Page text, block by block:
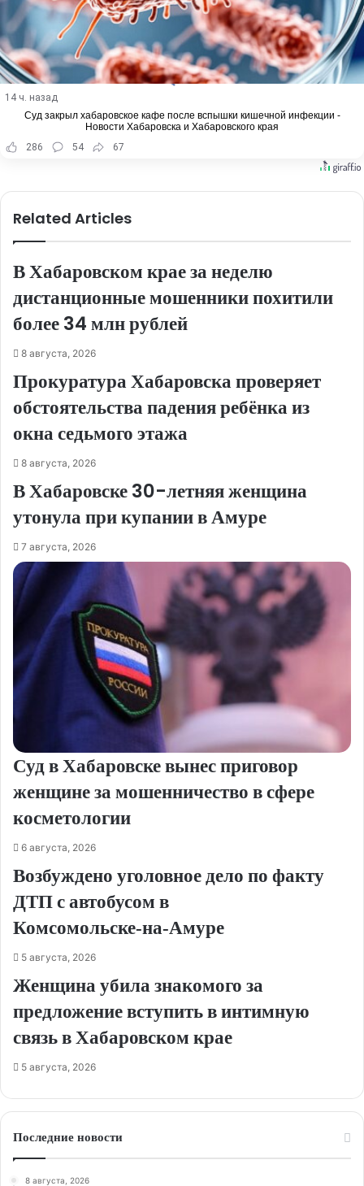
14 ч. назад
Суд закрыл хабаровское кафе после вспышки кишечной инфекции -
Новости Хабаровска и Хабаровского края
286
54 67
Related Articles
В Хабаровском крае за неделю
дистанционные мошенники похитили
более 34 млн рублей
8 августа, 2026
Прокуратура Хабаровска проверяет
обстоятельства падения ребёнка из
окна седьмого этажа
8 августа, 2026
В Хабаровске 30-летняя женщина
утонула при купании в Амуре
7 августа, 2026
Суд в Хабаровске вынес приговор
женщине за мошенничество в сфере
косметологии
6 августа, 2026
Возбуждено уголовное дело по факту
ДТП с автобусом в
Комсомольске‑на‑Амуре
5 августа, 2026
Женщина убила знакомого за
предложение вступить в интимную
связь в Хабаровском крае
5 августа, 2026
Последние новости
8 августа, 2026